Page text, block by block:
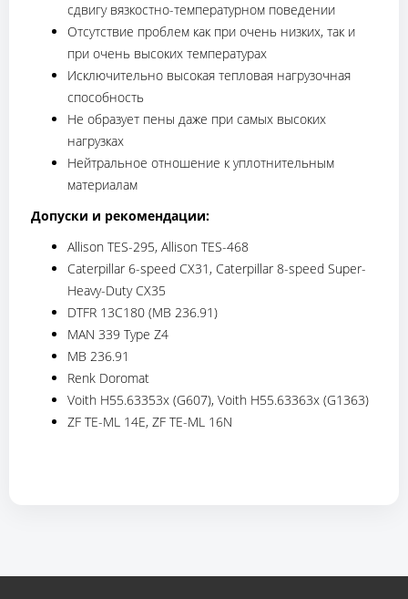
сдвигу вязкостно-температурном поведении
Отсутствие проблем как при очень низких, так и
при очень высоких температурах
Исключительно высокая тепловая нагрузочная
способность
Не образует пены даже при самых высоких
нагрузках
Нейтральное отношение к уплотнительным
материалам
Допуски и рекомендации:
Allison TES-295, Allison TES-468
Caterpillar 6-speed CX31, Caterpillar 8-speed Super-
Heavy-Duty CX35
DTFR 13C180 (MB 236.91)
MAN 339 Type Z4
MB 236.91
Renk Doromat
Voith H55.63353x (G607), Voith H55.63363x (G1363)
ZF TE-ML 14E, ZF TE-ML 16N